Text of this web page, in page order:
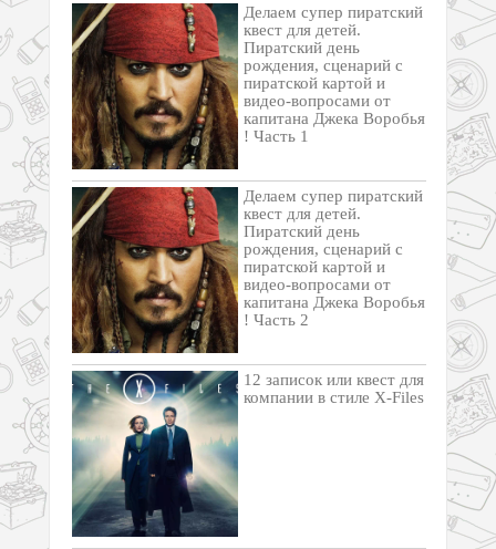
Делаем супер пиратский
квест для детей.
Пиратский день
рождения, сценарий с
пиратской картой и
видео-вопросами от
капитана Джека Воробья
! Часть 1
Делаем супер пиратский
квест для детей.
Пиратский день
рождения, сценарий с
пиратской картой и
видео-вопросами от
капитана Джека Воробья
! Часть 2
12 записок или квест для
компании в стиле X-Files